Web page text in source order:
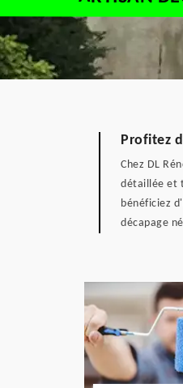
Profitez
Chez DL
détaillée et
bénéficiez
décapage